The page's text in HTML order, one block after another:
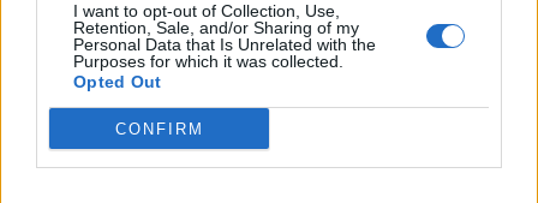
I want to opt-out of Collection, Use,
Retention, Sale, and/or Sharing of my
Personal Data that Is Unrelated with the
Purposes for which it was collected.
Opted Out
CONFIRM